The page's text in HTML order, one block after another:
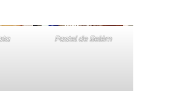
Pastel de Belém